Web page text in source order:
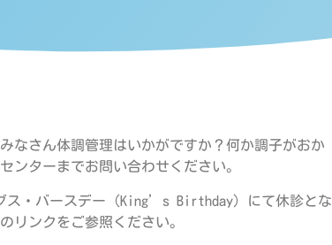
なさん体調管理はいかがですか？何か調子がおか
ンターまでお問い合わせください。
ス・バースデー（King’s Birthday）にて休診とな
リンクをご参照ください。